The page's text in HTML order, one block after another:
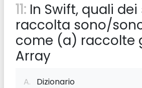
11: In Swift, quali
raccolta sono/
come (a) raccolte
Array
A. Dizionario